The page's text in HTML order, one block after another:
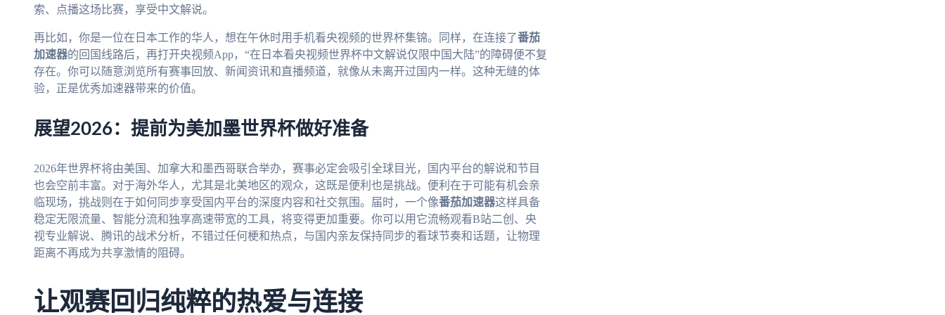
索、点播这场比赛，享受中文解说。
再比如，你是一位在日本工作的华人，想在午休时用手机看央视频的世界杯集锦。同样，在连接了番茄
加速器的回国线路后，再打开央视频App，“在日本看央视频世界杯中文解说仅限中国大陆”的障碍便不复
存在。你可以随意浏览所有赛事回放、新闻资讯和直播频道，就像从未离开过国内一样。这种无缝的体
验，正是优秀加速器带来的价值。
展望2026：提前为美加墨世界杯做好准备
2026年世界杯将由美国、加拿大和墨西哥联合举办，赛事必定会吸引全球目光，国内平台的解说和节目
也会空前丰富。对于海外华人，尤其是北美地区的观众，这既是便利也是挑战。便利在于可能有机会亲
临现场，挑战则在于如何同步享受国内平台的深度内容和社交氛围。届时，一个像番茄加速器这样具备
稳定无限流量、智能分流和独享高速带宽的工具，将变得更加重要。你可以用它流畅观看B站二创、央
视专业解说、腾讯的战术分析，不错过任何梗和热点，与国内亲友保持同步的看球节奏和话题，让物理
距离不再成为共享激情的阻碍。
让观赛回归纯粹的热爱与连接